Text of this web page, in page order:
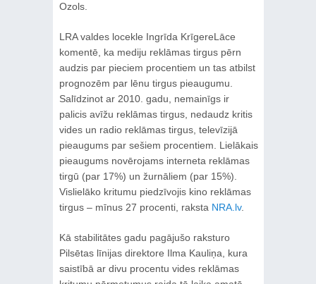
Ozols.
LRA valdes locekle Ingrīda KrīgereLāce
komentē, ka mediju reklāmas tirgus pērn
audzis par pieciem procentiem un tas atbilst
prognozēm par lēnu tirgus pieaugumu.
Salīdzinot ar 2010. gadu, nemainīgs ir
palicis avīžu reklāmas tirgus, nedaudz kritis
vides un radio reklāmas tirgus, televīzijā
pieaugums par sešiem procentiem. Lielākais
pieaugums novērojams interneta reklāmas
tirgū (par 17%) un žurnāliem (par 15%).
Vislielāko kritumu piedzīvojis kino reklāmas
tirgus – mīnus 27 procenti, raksta NRA.lv.
Kā stabilitātes gadu pagājušo raksturo
Pilsētas līnijas direktore Ilma Kauliņa, kura
saistībā ar divu procentu vides reklāmas